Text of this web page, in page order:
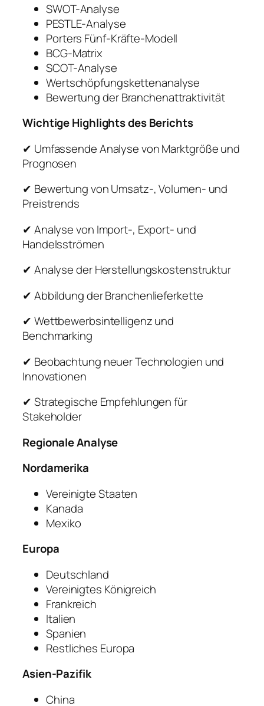
SWOT-Analyse
PESTLE-Analyse
Porters Fünf-Kräfte-Modell
BCG-Matrix
SCOT-Analyse
Wertschöpfungskettenanalyse
Bewertung der Branchenattraktivität
Wichtige Highlights des Berichts
✔ Umfassende Analyse von Marktgröße und
Prognosen
✔ Bewertung von Umsatz-, Volumen- und
Preistrends
✔ Analyse von Import-, Export- und
Handelsströmen
✔ Analyse der Herstellungskostenstruktur
✔ Abbildung der Branchenlieferkette
✔ Wettbewerbsintelligenz und
Benchmarking
✔ Beobachtung neuer Technologien und
Innovationen
✔ Strategische Empfehlungen für
Stakeholder
Regionale Analyse
Nordamerika
Vereinigte Staaten
Kanada
Mexiko
Europa
Deutschland
Vereinigtes Königreich
Frankreich
Italien
Spanien
Restliches Europa
Asien-Pazifik
China